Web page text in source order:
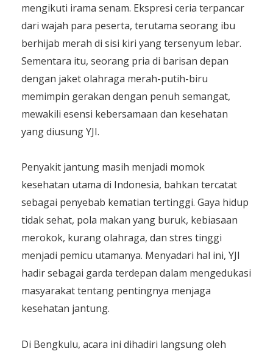
mengikuti irama senam. Ekspresi ceria terpancar
dari wajah para peserta, terutama seorang ibu
berhijab merah di sisi kiri yang tersenyum lebar.
Sementara itu, seorang pria di barisan depan
dengan jaket olahraga merah-putih-biru
memimpin gerakan dengan penuh semangat,
mewakili esensi kebersamaan dan kesehatan
yang diusung YJI.
Penyakit jantung masih menjadi momok
kesehatan utama di Indonesia, bahkan tercatat
sebagai penyebab kematian tertinggi. Gaya hidup
tidak sehat, pola makan yang buruk, kebiasaan
merokok, kurang olahraga, dan stres tinggi
menjadi pemicu utamanya. Menyadari hal ini, YJI
hadir sebagai garda terdepan dalam mengedukasi
masyarakat tentang pentingnya menjaga
kesehatan jantung.
Di Bengkulu, acara ini dihadiri langsung oleh